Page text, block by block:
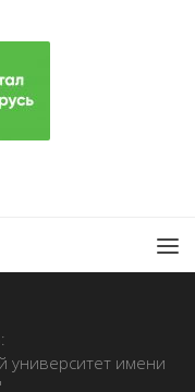
университет имени